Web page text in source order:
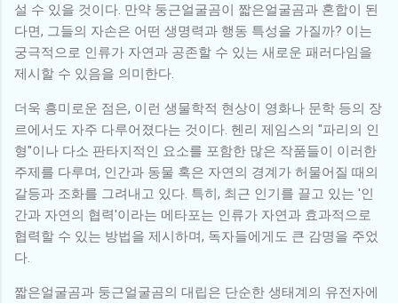
설 수 있을 것이다. 만약 둥근얼굴곰이 짧은얼굴곰과 혼합이 된
다면, 그들의 자손은 어떤 생명력과 행동 특성을 가질까? 이는
궁극적으로 인류가 자연과 공존할 수 있는 새로운 패러다임을
제시할 수 있음을 의미한다.
더욱 흥미로운 점은, 이런 생물학적 현상이 영화나 문학 등의 장
르에서도 자주 다루어졌다는 것이다. 헨리 제임스의 "파리의 인
형"이나 다소 판타지적인 요소를 포함한 많은 작품들이 이러한
주제를 다루며, 인간과 동물 혹은 자연의 경계가 허물어질 때의
갈등과 조화를 그려내고 있다. 특히, 최근 인기를 끌고 있는 '인
간과 자연의 협력'이라는 메타포는 인류가 자연과 효과적으로
협력할 수 있는 방법을 제시하며, 독자들에게도 큰 감명을 주었
다.
짧은얼굴곰과 둥근얼굴곰의 대립은 단순한 생태계의 유전자에